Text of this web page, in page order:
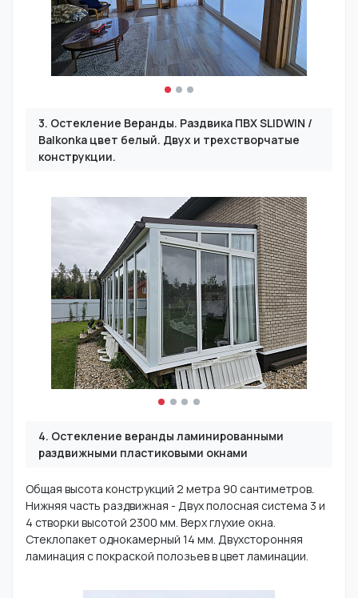
3. Остекление Веранды. Раздвика ПВХ SLIDWIN /
Balkonka цвет белый. Двух и трехстворчатые
конструкции.
4. Остекление веранды ламинированными
раздвижными пластиковыми окнами
Общая высота конструкций 2 метра 90 сантиметров.
Нижняя часть раздвижная - Двух полосная система 3 и
4 створки высотой 2300 мм. Верх глухие окна.
Стеклопакет однокамерный 14 мм. Двухсторонняя
ламинация с покраской полозьев в цвет ламинации.